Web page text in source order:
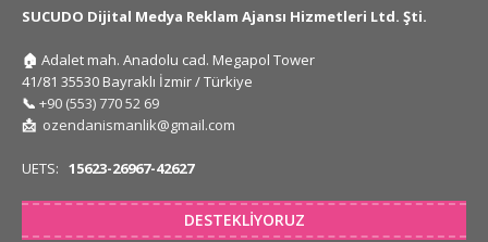
SUCUDO Dijital Medya Reklam Ajansı Hizmetleri Ltd. Şti.
🏠 Adalet mah. Anadolu cad. Megapol Tower
41/81 35530 Bayraklı İzmir / Türkiye
📞 +90 (553) 770 52 69
📩 ozendanismanlik@gmail.com
UETS: 15623-26967-42627
DESTEKLIYORUZ